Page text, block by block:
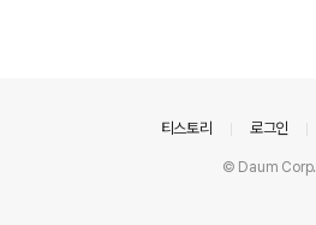
티스토리 로그인
© Daum Corp.